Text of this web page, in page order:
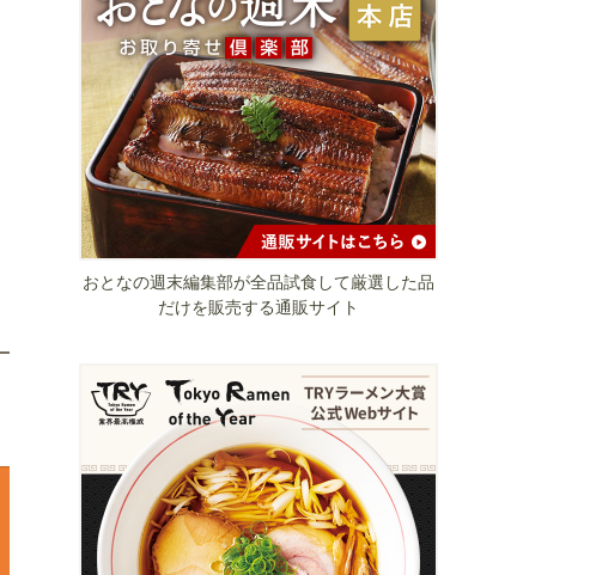
おとなの週末編集部が全品試食して厳選した品
だけを販売する通販サイト